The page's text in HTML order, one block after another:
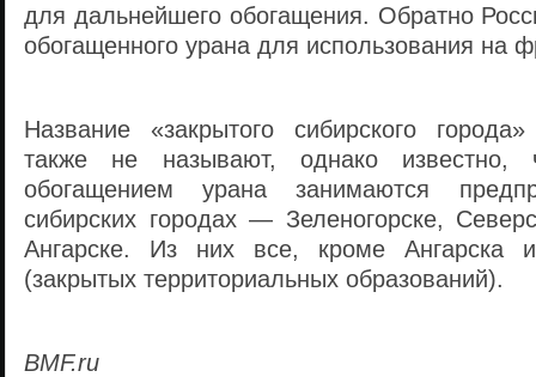
для дальнейшего обогащения. Обратно
обогащенного урана для использования на
Название «закрытого сибирского
также не называют, однако
обогащением урана занимаются
сибирских городах — Зеленогорске,
Ангарске. Из них все, кроме Ангарска
(закрытых территориальных образований).
BMF.ru